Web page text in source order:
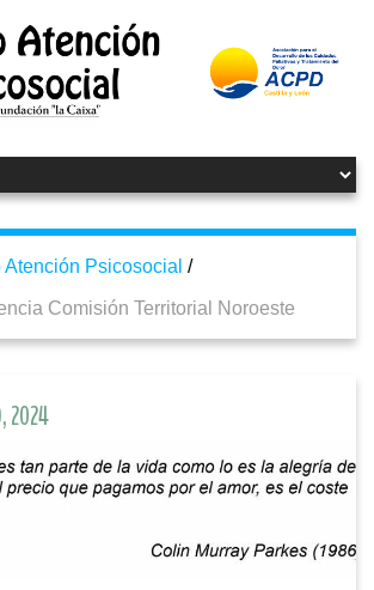
Atención Psicosocial /
Comisión Territorial Noroeste
2024